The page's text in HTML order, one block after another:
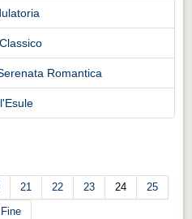
Romantica
21 22 23 24
25
Fine